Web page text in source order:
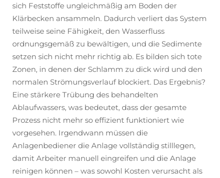
sich Feststoffe ungleichmäßig am Boden der
Klärbecken ansammeln. Dadurch verliert das System
teilweise seine Fähigkeit, den Wasserfluss
ordnungsgemäß zu bewältigen, und die Sedimente
setzen sich nicht mehr richtig ab. Es bilden sich tote
Zonen, in denen der Schlamm zu dick wird und den
normalen Strömungsverlauf blockiert. Das Ergebnis?
Eine stärkere Trübung des behandelten
Ablaufwassers, was bedeutet, dass der gesamte
Prozess nicht mehr so effizient funktioniert wie
vorgesehen. Irgendwann müssen die
Anlagenbediener die Anlage vollständig stilllegen,
damit Arbeiter manuell eingreifen und die Anlage
reinigen können – was sowohl Kosten verursacht als